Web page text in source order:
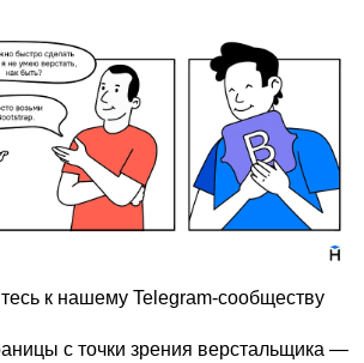
к нашему Telegram-сообществу
с точки зрения верстальщика —